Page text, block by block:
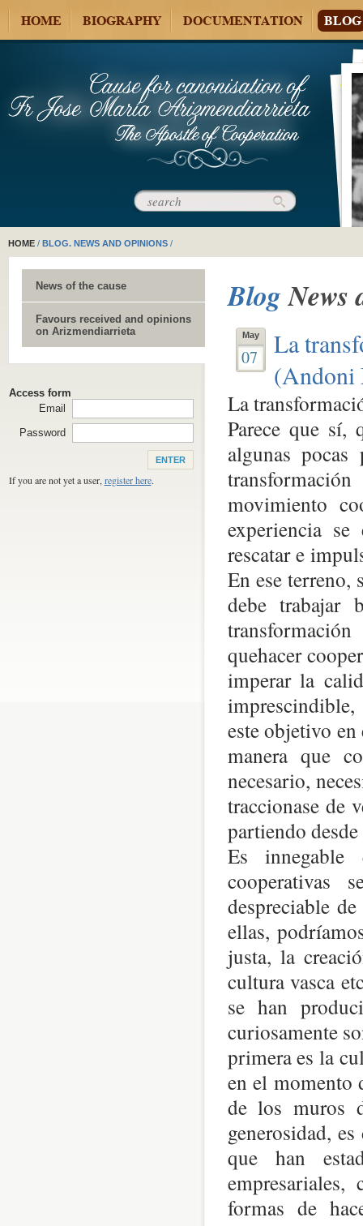
HOME BIOGRAPHY DOCUMENTATION BLOG
HOME/ BLOG. NEWS AND OPINIONS/
News of the cause
Favours received and opinions
on Arizmendiarrieta
Access form
Email
Password
If you are not yet a user, register here.
BlogNews
May
07
La
(Andoni
La
Parece que sí,
algunas
movimiento
experiencia
rescatar e
En ese terreno,
debe trabajar
quehacer
imperar la
este objetivo
manera que
necesario,
traccionase de
partiendo desde
Es
cooperativas
despreciable
ellas,
justa, la
cultura vasca
se han
curiosamente
primera es la
en el momento
de los muros
generosidad,
que han
formas de